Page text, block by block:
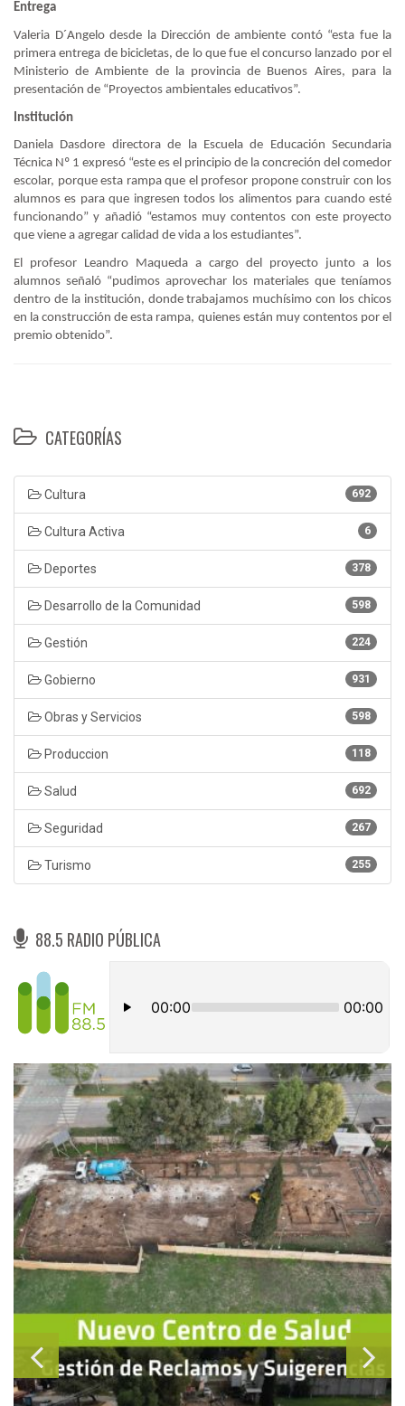
Entrega
Valeria D´Angelo desde la Dirección de ambiente contó “esta fue la
primera entrega de bicicletas, de lo que fue el concurso lanzado por el
Ministerio de Ambiente de la provincia de Buenos Aires, para la
presentación de “Proyectos ambientales educativos”.
Institución
Daniela Dasdore directora de la Escuela de Educación Secundaria
Técnica Nº 1 expresó “este es el principio de la concreción del comedor
escolar, porque esta rampa que el profesor propone construir con los
alumnos es para que ingresen todos los alimentos para cuando esté
funcionando” y añadió “estamos muy contentos con este proyecto
que viene a agregar calidad de vida a los estudiantes”.
El profesor Leandro Maqueda a cargo del proyecto junto a los
alumnos señaló “pudimos aprovechar los materiales que teníamos
dentro de la institución, donde trabajamos muchísimo con los chicos
en la construcción de esta rampa, quienes están muy contentos por el
premio obtenido”.
CATEGORÍAS
692
Cultura
6
Cultura Activa
378
Deportes
598
Desarrollo de la Comunidad
224
Gestión
931
Gobierno
598
Obras y Servicios
118
Produccion
692
Salud
267
Seguridad
255
Turismo
88.5 RADIO PÚBLICA